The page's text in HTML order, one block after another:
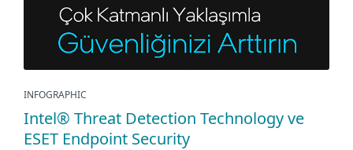
INFOGRAPHIC
Intel® Threat Detection Technology ve
ESET Endpoint Security